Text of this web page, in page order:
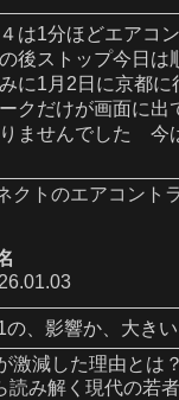
は1分ほどエアコ
後ストップ今日は
に1月2日に京都
クだけが画面に
ませんでした 今
クトのエアコント
の、影響か、大き
激減した理由とは
読み解く現代の若